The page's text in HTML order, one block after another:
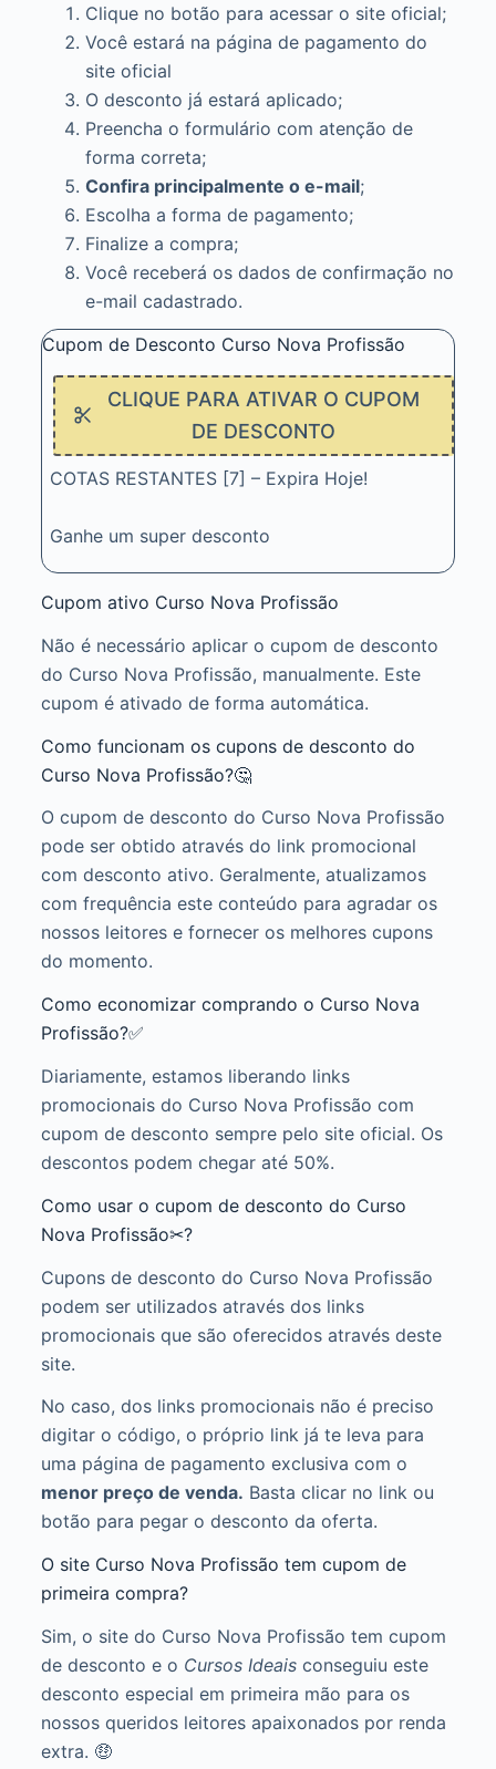
Clique no botão para acessar o site oficial;
Você estará na página de pagamento do
site oficial
O desconto já estará aplicado;
Preencha o formulário com atenção de
forma correta;
Confira principalmente o e-mail;
Escolha a forma de pagamento;
Finalize a compra;
Você receberá os dados de confirmação no
e-mail cadastrado.
Cupom de Desconto Curso Nova Profissão
CLIQUE PARA ATIVAR O CUPOM
DE DESCONTO
COTAS RESTANTES [7] – Expira Hoje!
Ganhe um super desconto
Cupom ativo Curso Nova Profissão
Não é necessário aplicar o cupom de desconto
do Curso Nova Profissão, manualmente. Este
cupom é ativado de forma automática.
Como funcionam os cupons de desconto do
Curso Nova Profissão?🤔
O cupom de desconto do Curso Nova Profissão
pode ser obtido através do link promocional
com desconto ativo. Geralmente, atualizamos
com frequência este conteúdo para agradar os
nossos leitores e fornecer os melhores cupons
do momento.
Como economizar comprando o Curso Nova
Profissão?✅
Diariamente, estamos liberando links
promocionais do Curso Nova Profissão com
cupom de desconto sempre pelo site oficial. Os
descontos podem chegar até 50%.
Como usar o cupom de desconto do Curso
Nova Profissão✂?
Cupons de desconto do Curso Nova Profissão
podem ser utilizados através dos links
promocionais que são oferecidos através deste
site.
No caso, dos links promocionais não é preciso
digitar o código, o próprio link já te leva para
uma página de pagamento exclusiva com o
menor preço de venda. Basta clicar no link ou
botão para pegar o desconto da oferta.
O site Curso Nova Profissão tem cupom de
primeira compra?
Sim, o site do Curso Nova Profissão tem cupom
de desconto e o Cursos Ideaisconseguiu este
desconto especial em primeira mão para os
nossos queridos leitores apaixonados por renda
extra. 🤑